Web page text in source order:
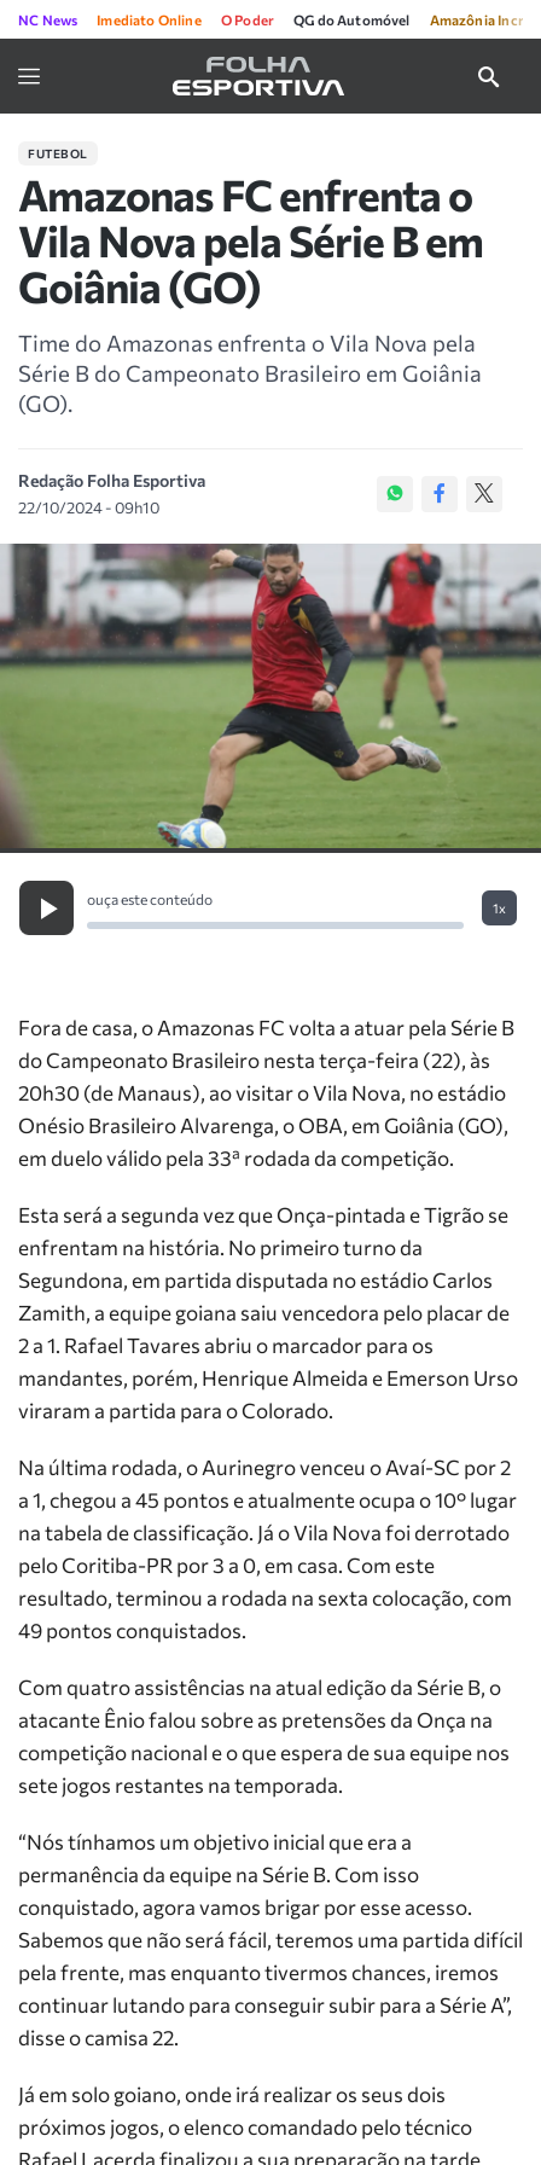
NC News Imediato Online O Poder QG do Automóvel Amazônia
FUTEBOL
Amazonas FC enfrenta o
Vila Nova pela Série B em
Goiânia (GO)
Time do Amazonas enfrenta o Vila Nova pela
Série B do Campeonato Brasileiro em Goiânia
(GO).
Redação Folha Esportiva
22/10/2024 - 09h10
ouça este conteúdo
1x
Fora de casa, o Amazonas FC volta a atuar pela Série B
do Campeonato Brasileiro nesta terça-feira (22), às
20h30 (de Manaus), ao visitar o Vila Nova, no estádio
Onésio Brasileiro Alvarenga, o OBA, em Goiânia (GO),
em duelo válido pela 33ª rodada da competição.
Esta será a segunda vez que Onça-pintada e Tigrão se
enfrentam na história. No primeiro turno da
Segundona, em partida disputada no estádio Carlos
Zamith, a equipe goiana saiu vencedora pelo placar de
2 a 1. Rafael Tavares abriu o marcador para os
mandantes, porém, Henrique Almeida e Emerson Urso
viraram a partida para o Colorado.
Na última rodada, o Aurinegro venceu o Avaí-SC por 2
a 1, chegou a 45 pontos e atualmente ocupa o 10° lugar
na tabela de classificação. Já o Vila Nova foi derrotado
pelo Coritiba-PR por 3 a 0, em casa. Com este
resultado, terminou a rodada na sexta colocação, com
49 pontos conquistados.
Com quatro assistências na atual edição da Série B, o
atacante Ênio falou sobre as pretensões da Onça na
competição nacional e o que espera de sua equipe nos
sete jogos restantes na temporada.
“Nós tínhamos um objetivo inicial que era a
permanência da equipe na Série B. Com isso
conquistado, agora vamos brigar por esse acesso.
Sabemos que não será fácil, teremos uma partida difícil
pela frente, mas enquanto tivermos chances, iremos
continuar lutando para conseguir subir para a Série A”,
disse o camisa 22.
Já em solo goiano, onde irá realizar os seus dois
próximos jogos, o elenco comandado pelo técnico
Rafael Lacerda finalizou a sua preparação na tarde